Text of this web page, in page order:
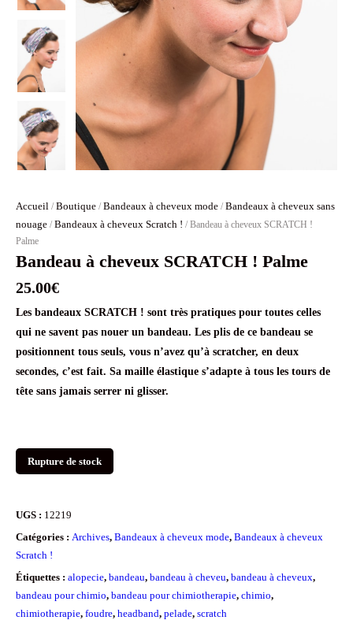
Accueil / Boutique / Bandeaux à cheveux mode / Bandeaux à cheveux sans
nouage / Bandeaux à cheveux Scratch ! / Bandeau à cheveux SCRATCH !
Palme
Bandeau à cheveux SCRATCH ! Palme
25.00€
Les bandeaux SCRATCH ! sont très pratiques pour toutes celles
qui ne savent pas nouer un bandeau. Les plis de ce bandeau se
positionnent tous seuls, vous n’avez qu’à scratcher, en deux
secondes, c’est fait. Sa maille élastique s’adapte à tous les tours de
tête sans jamais serrer ni glisser.
Rupture de stock
UGS : 12219
Catégories : Archives, Bandeaux à cheveux mode, Bandeaux à cheveux
Scratch !
Étiquettes : alopecie, bandeau, bandeau à cheveu, bandeau à cheveux,
bandeau pour chimio, bandeau pour chimiotherapie, chimio,
chimiotherapie, foudre, headband, pelade, scratch